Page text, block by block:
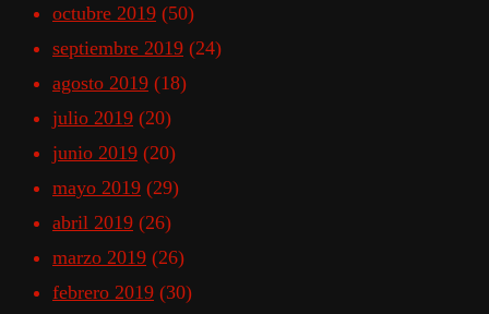
octubre 2019 (50)
septiembre 2019 (24)
agosto 2019 (18)
julio 2019 (20)
junio 2019 (20)
mayo 2019 (29)
abril 2019 (26)
marzo 2019 (26)
febrero 2019 (30)